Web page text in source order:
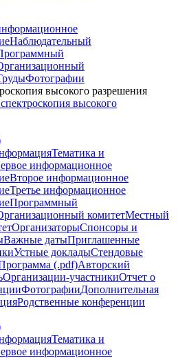
Наблюдательный
Фотографии
высокого разрешения
высокого
Тематика и
информационное
Второе информационное
Третье информационное
Программный
комитетМестный
ОрганизаторыСпонсоры и
Важные датыПриглашенные
Устные докладыСтендовые
(.pdf)Авторский
Организации-участникиОтчет о
ФотографииДополнительная
Родственные конференции
Тематика и
информационное